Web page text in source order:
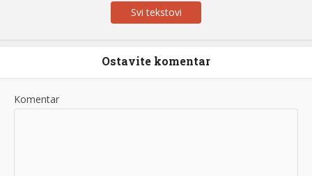
Svi tekstovi
Ostavite komentar
Komentar